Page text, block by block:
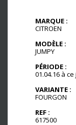
MARQUE :
CITROEN
MODÈLE :
JUMPY
PÉRIODE :
01.04.16 à
VARIANTE :
FOURGON
REF :
617500